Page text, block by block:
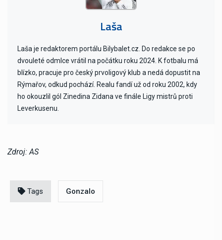
Laša
Laša je redaktorem portálu Bilybalet.cz. Do redakce se po
dvouleté odmlce vrátil na počátku roku 2024. K fotbalu má
blízko, pracuje pro český prvoligový klub a nedá dopustit na
Rýmařov, odkud pochází. Realu fandí už od roku 2002, kdy
ho okouzlil gól Zinedina Zidana ve finále Ligy mistrů proti
Leverkusenu.
Zdroj: AS
Tags Gonzalo